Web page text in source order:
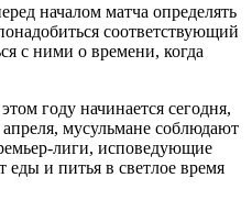
началом матча определять
соответствующий
с ними о времени, когда
году начинается сегодня,
мусульмане соблюдают
лиги, исповедующие
еды и питья в светлое время